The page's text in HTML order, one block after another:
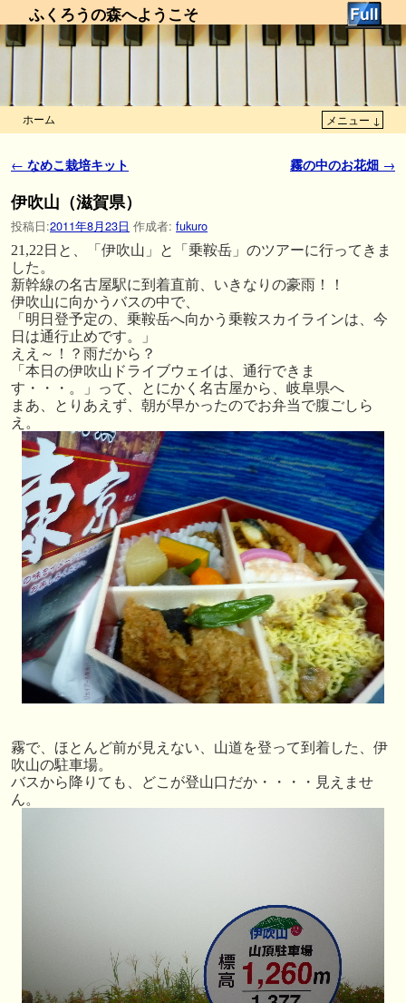
ふくろうの森へようこそ
ホーム メニュー ↓
投稿ナビゲーション
← なめこ栽培キット 霧の中のお花畑 →
伊吹山（滋賀県）
投稿日:2011年8月23日 作成者: fukuro
21,22日と、「伊吹山」と「乗鞍岳」のツアーに行ってきま
した。
新幹線の名古屋駅に到着直前、いきなりの豪雨！！
伊吹山に向かうバスの中で、
「明日登予定の、乗鞍岳へ向かう乗鞍スカイラインは、今
日は通行止めです。」
ええ～！？雨だから？
「本日の伊吹山ドライブウェイは、通行できま
す・・・。」って、とにかく名古屋から、岐阜県へ
まあ、とりあえず、朝が早かったのでお弁当で腹ごしら
え。
霧で、ほとんど前が見えない、山道を登って到着した、伊
吹山の駐車場。
バスから降りても、どこが登山口だか・・・・見えませ
ん。